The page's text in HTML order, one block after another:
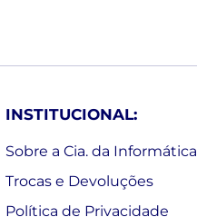
INSTITUCIONAL:
Sobre a Cia. da Informática
Trocas e Devoluções
Política de Privacidade